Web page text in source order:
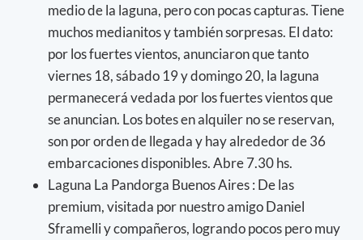
medio de la laguna, pero con pocas capturas. Tiene
muchos medianitos y también sorpresas. El dato:
por los fuertes vientos, anunciaron que tanto
viernes 18, sábado 19 y domingo 20, la laguna
permanecerá vedada por los fuertes vientos que
se anuncian. Los botes en alquiler no se reservan,
son por orden de llegada y hay alrededor de 36
embarcaciones disponibles. Abre 7.30 hs.
Laguna La Pandorga Buenos Aires : De las
premium, visitada por nuestro amigo Daniel
Sframelli y compañeros, logrando pocos pero muy